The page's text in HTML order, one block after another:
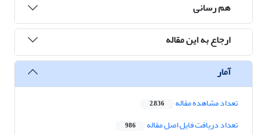
هم رسانی
ارجاع به این مقاله
آمار
تعداد مشاهده مقاله 2,836
تعداد دریافت فایل اصل مقاله 986